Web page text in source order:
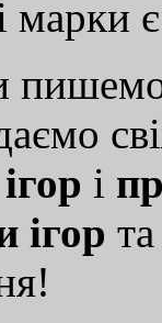
марки
і
ігор